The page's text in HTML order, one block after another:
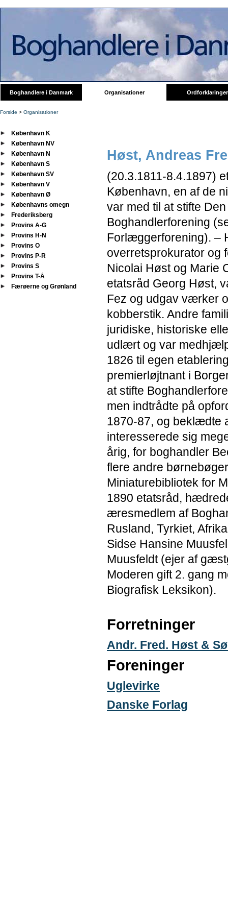
Boghandlere i Danmark Organisationer Ordforklaringer
Forside > Organisationer
København K
København NV
København N
København S
København SV
København V
København Ø
Københavns omegn
Frederiksberg
Provins A-G
Provins H-N
Provins O
Provins P-R
Provins S
Provins T-Å
Færøerne og Grønland
Høst, Andreas
(20.3.1811-8.4.1897)
København, en af de
var med til at stifte
Boghandlerforening
Forlæggerforening). –
overretsprokurator og
Nicolai Høst og Marie
etatsråd Georg Høst,
Fez og udgav værker
kobberstik. Andre
juridiske, historiske
udlært og var
1826 til egen
premierløjtnant i
at stifte
men indtrådte på
1870-87, og beklædte
interesserede sig
årig, for boghandler
flere andre
Miniaturebibliotek for
1890 etatsråd,
æresmedlem af
Rusland, Tyrkiet,
Sidse Hansine
Muusfeldt (ejer af
Moderen gift 2. gang
Biografisk Leksikon).
Forretninger
Andr. Fred. Høst &
Foreninger
Uglevirke
Danske Forlag